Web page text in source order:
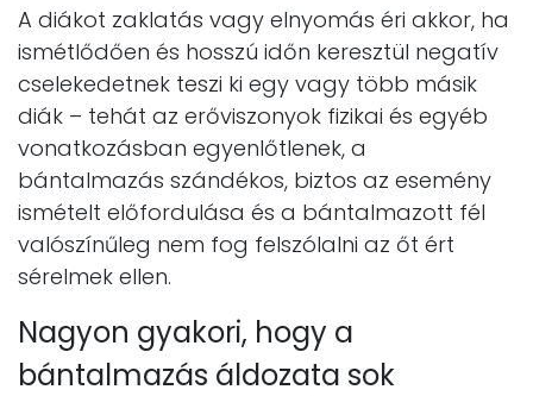
A diákot zaklatás vagy elnyomás éri akkor, ha
ismétlődően és hosszú időn keresztül negatív
cselekedetnek teszi ki egy vagy több másik
diák – tehát az erőviszonyok fizikai és egyéb
vonatkozásban egyenlőtlenek, a
bántalmazás szándékos, biztos az esemény
ismételt előfordulása és a bántalmazott fél
valószínűleg nem fog felszólalni az őt ért
sérelmek ellen.
Nagyon gyakori, hogy a
bántalmazás áldozata sok